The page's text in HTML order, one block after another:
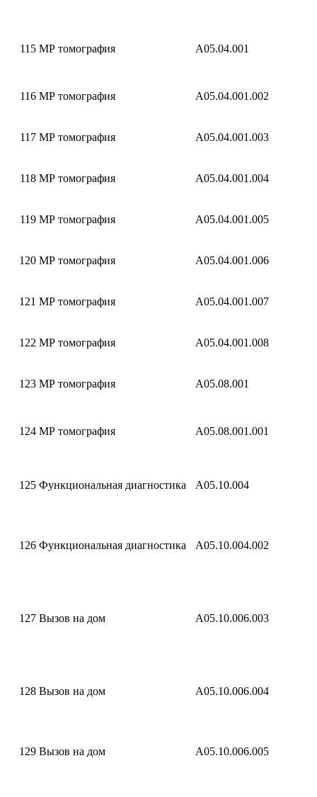
115 МР томография A05.04.001
116 МР томография A05.04.001.002
117 МР томография A05.04.001.003
118 МР томография A05.04.001.004
119 МР томография A05.04.001.005
120 МР томография A05.04.001.006
121 МР томография A05.04.001.007
122 МР томография A05.04.001.008
123 МР томография A05.08.001
124 МР томография A05.08.001.001
125 Функциональная диагностика A05.10.004
126 Функциональная диагностика A05.10.004.002
127 Вызов на дом A05.10.006.003
128 Вызов на дом A05.10.006.004
129 Вызов на дом A05.10.006.005